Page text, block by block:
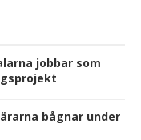
jobbar som
bågnar under